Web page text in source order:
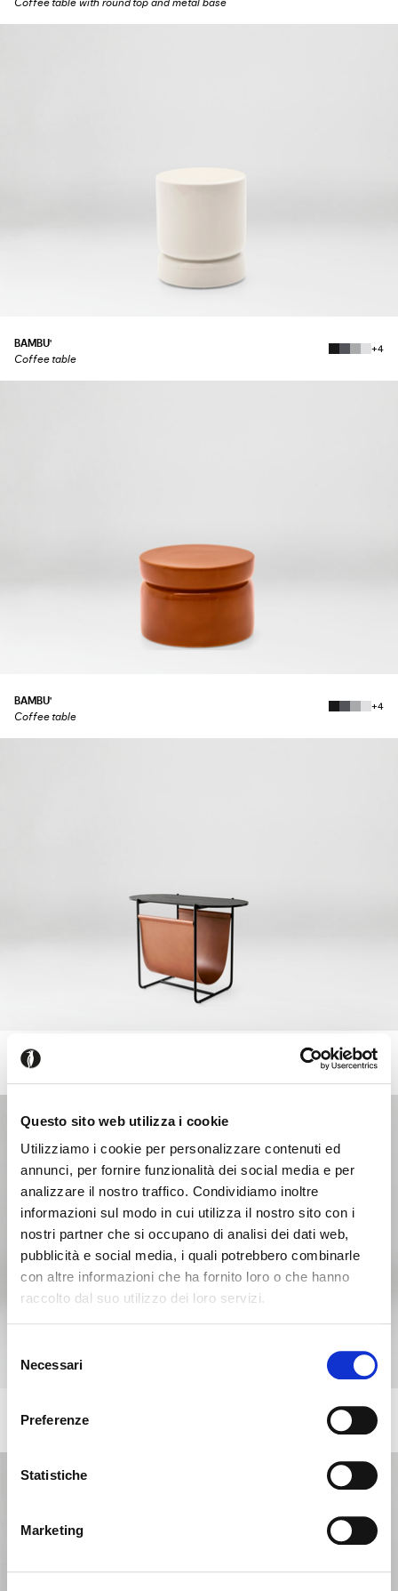
Questo sito web utilizza i cookie
Utilizziamo i cookie per personalizzare contenuti ed
annunci, per fornire funzionalità dei social media e per
analizzare il nostro traffico. Condividiamo inoltre
informazioni sul modo in cui utilizza il nostro sito con i
nostri partner che si occupano di analisi dei dati web,
pubblicità e social media, i quali potrebbero combinarle
con altre informazioni che ha fornito loro o che hanno
raccolto dal suo utilizzo dei loro servizi.
delNecessari
Preferenze
Statistiche
Marketing
BAMBU'
Coffee table
+4
BAMBU'
Coffee table
+4
MAGAZINE
Small table magazine-rack with elliptical top and metal base
+4
MUSHROOM
+16
Seems like you’re browsing from Close
International. Would you like to switch to the site in